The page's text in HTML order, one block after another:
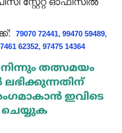
79070 72441, 99470 59489,
62352, 97475 14364